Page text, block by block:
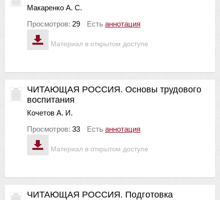
Материал в открытом доступе
Макаренко А. С.
Просмотров: 29 Есть аннотация
Материал в открытом доступе
ЧИТАЮЩАЯ РОССИЯ. Основы трудового
воспитания
Кочетов А. И.
Просмотров: 33 Есть аннотация
ЧИТАЮЩАЯ РОССИЯ. Подготовка